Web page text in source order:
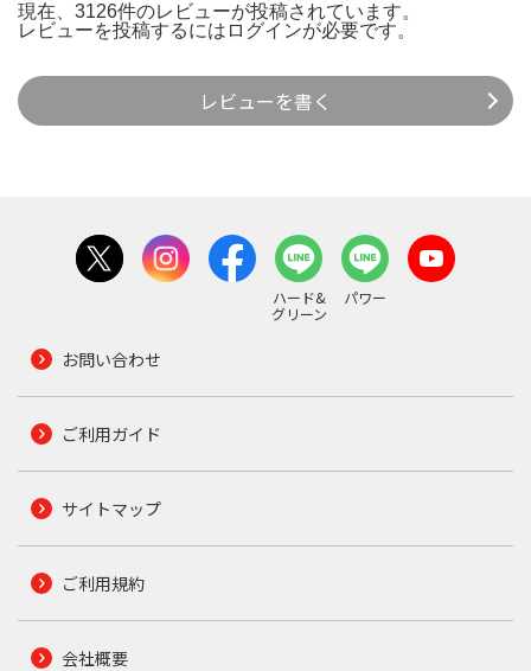
現在、3126件のレビューが投稿されています。
レビューを投稿するには ログインが必要です。
レビューを書く
ハード&
グリーン
パワー
お問い合わせ
ご利用ガイド
サイトマップ
ご利用規約
会社概要